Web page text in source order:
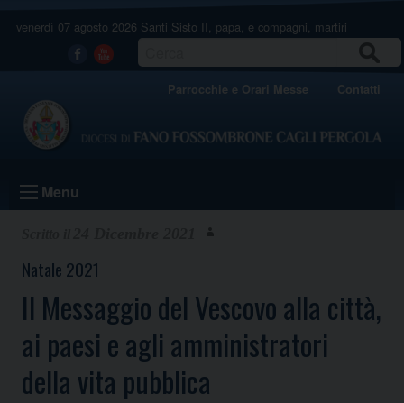
venerdì 07 agosto 2026 Santi Sisto II, papa, e compagni, martiri
Facebook
Youtube
Parrocchie e Orari Messe Contatti
Menu
Natale 2021
Il Messaggio del Vescovo alla città,
ai paesi e agli amministratori
della vita pubblica